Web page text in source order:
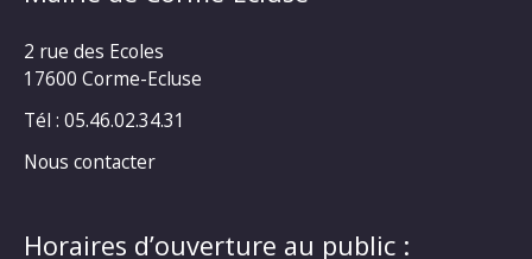
2 rue des Ecoles
17600 Corme-Ecluse
Tél : 05.46.02.34.31
Nous contacter
Horaires d’ouverture au public :